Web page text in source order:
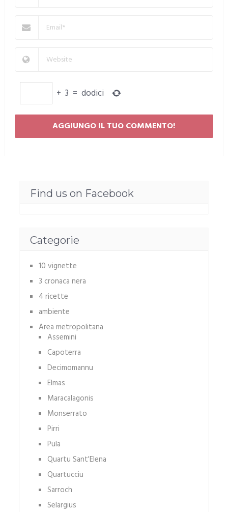
+ 3 = dodici
Find us on Facebook
Categorie
10 vignette
3 cronaca nera
4 ricette
ambiente
Area metropolitana
Assemini
Capoterra
Decimomannu
Elmas
Maracalagonis
Monserrato
Pirri
Pula
Quartu Sant'Elena
Quartucciu
Sarroch
Selargius